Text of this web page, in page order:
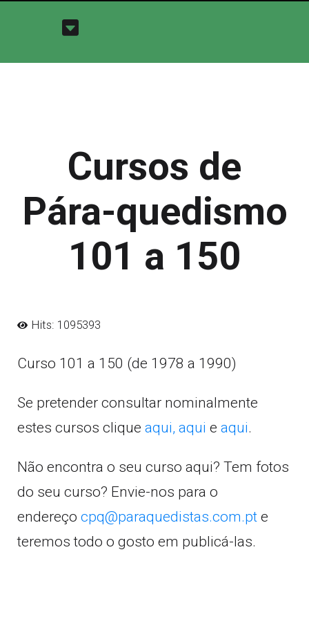
Cursos de
Pára-quedismo
101 a 150
Hits: 1095393
Curso 101 a 150 (de 1978 a 1990)
Se pretender consultar nominalmente
estes cursos clique aqui, aqui e aqui.
Não encontra o seu curso aqui? Tem fotos
do seu curso? Envie-nos para o
endereço cpq@paraquedistas.com.pt e
teremos todo o gosto em publicá-las.